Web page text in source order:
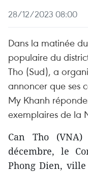
28/12/2023 08:00
Dans la matinée
populaire du
Tho (Sud), a
annoncer que ses
My Khanh
exemplaires de la
Can Tho
décembre, le
Phong Dien, ville